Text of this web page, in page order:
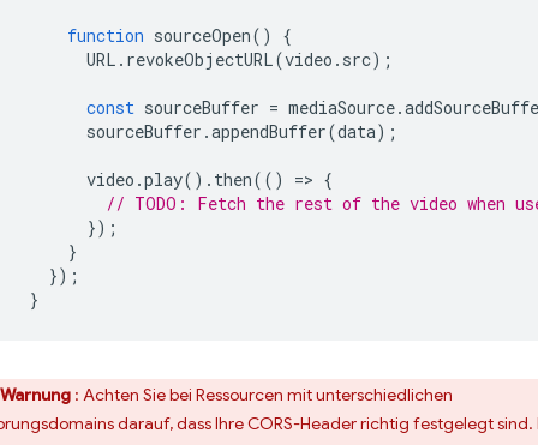
function sourceOpen()
{
URL . revokeObjectURL(video . src);
const sourceBuffer = mediaSource.
sourceBuffer .appendBuffer(data);
video .play(). then(() => {
// TODO: Fetch the rest of the video when
});
}
});
}
Warnung : Achten Sie bei Ressourcen mit unterschiedlichen
darauf, dass Ihre CORS-Header richtig festgelegt sind.